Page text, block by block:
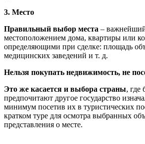
3. Место
Правильный выбор места – важнейший
местоположением дома, квартиры или
определяющими при сделке: площадь
медицинских заведений и т. д.
Нельзя покупать недвижимость, не
Это же касается и выбора страны, где
предпочитают другое государство
минимум посетив их в туристических
кратком туре для осмотра выбранных
представления о месте.